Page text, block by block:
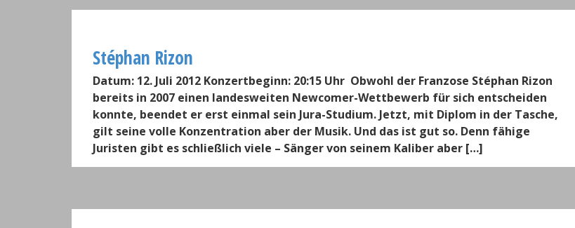
Stéphan Rizon
Datum: 12. Juli 2012 Konzertbeginn: 20:15 Uhr Obwohl der Franzose Stéphan Rizon
bereits in 2007 einen landesweiten Newcomer-Wettbewerb für sich entscheiden
konnte, beendet er erst einmal sein Jura-Studium. Jetzt, mit Diplom in der Tasche,
gilt seine volle Konzentration aber der Musik. Und das ist gut so. Denn fähige
Juristen gibt es schließlich viele – Sänger von seinem Kaliber aber […]